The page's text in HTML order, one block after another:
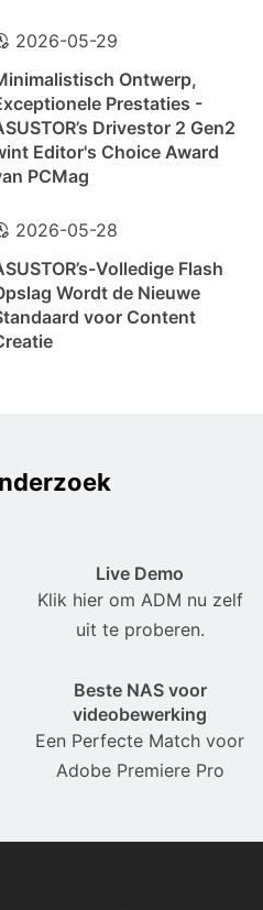
2026-05-29
Ontwerp,
Prestaties -
Drivestor 2 Gen2
Editor's Choice Award
PCMag
2026-05-28
Volledige Flash
Wordt de Nieuwe
voor Content
Live Demo
Klik hier om ADM nu zelf
uit te proberen.
Beste NAS voor
videobewerking
Een Perfecte Match voor
Adobe Premiere Pro